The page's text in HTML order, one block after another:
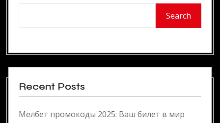
Search
Recent Posts
Мелбет промокоды 2025: Ваш билет в мир